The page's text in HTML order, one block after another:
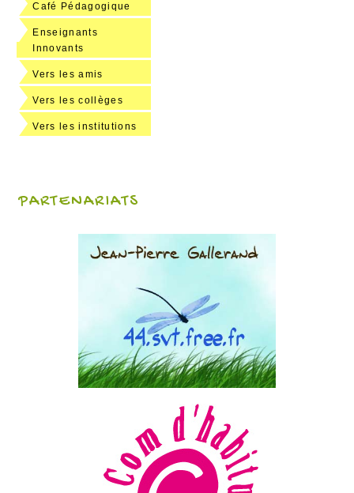
Café Pédagogique
Enseignants
Innovants
Vers les amis
Vers les collèges
Vers les institutions
PARTENARIATS